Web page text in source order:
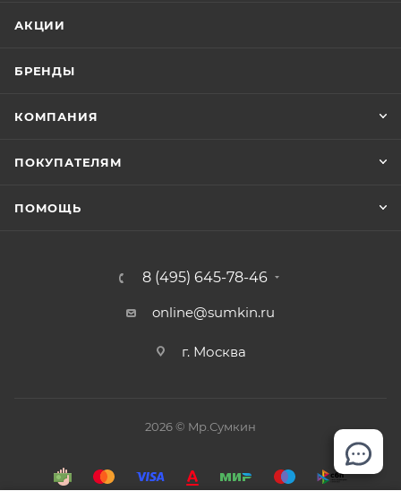
*Ручная кладь — это вещи, которые можно взять с
багажной полке или под сиденьем впереди
требования к ручной клади устанавливает
разные, поэтому первым делом нужно свериться с
АКЦИИ
БРЕНДЫ
КОМПАНИЯ
ПОКУПАТЕЛЯМ
ПОМОЩЬ
8 (495) 645-78-46
online@sumkin.ru
г. Москва
2026 © Mр.Сумкин